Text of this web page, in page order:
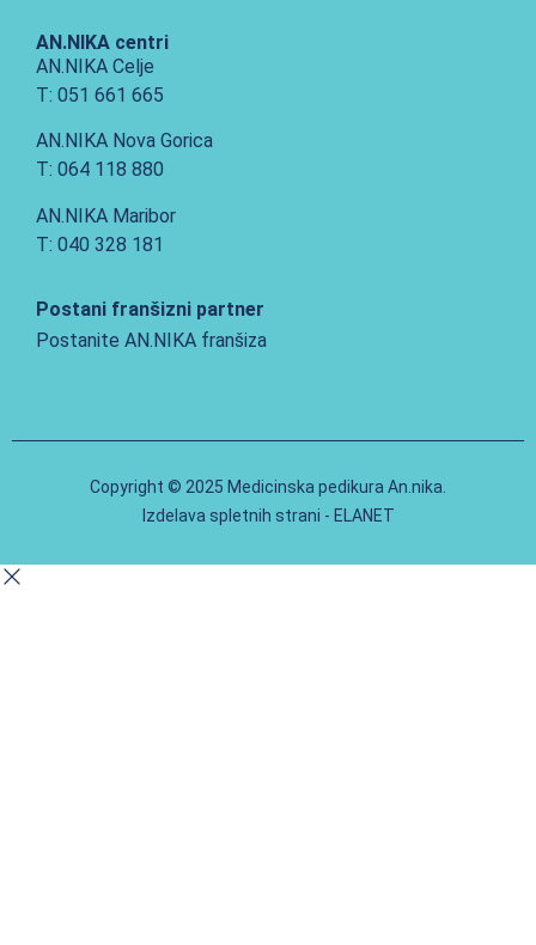
AN.NIKA centri
AN.NIKA Celje
T: 051 661 665
AN.NIKA Nova Gorica
T: 064 118 880
AN.NIKA Maribor
T: 040 328 181
Postani franšizni partner
Postanite AN.NIKA franšiza
Copyright © 2025 Medicinska pedikura An.nika.
Izdelava spletnih strani - ELANET